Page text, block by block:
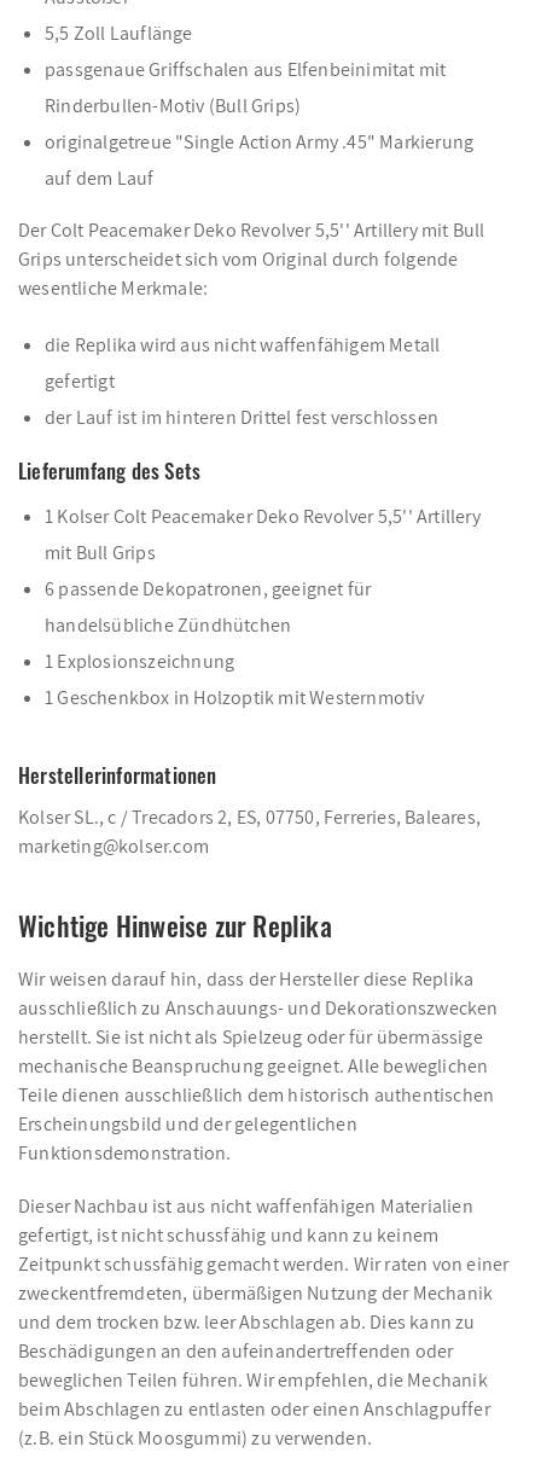
5,5 Zoll Lauflänge
passgenaue Griffschalen aus Elfenbeinimitat mit
Rinderbullen-Motiv (Bull Grips)
originalgetreue "Single Action Army .45" Markierung
auf dem Lauf
Der Colt Peacemaker Deko Revolver 5,5'' Artillery mit Bull
Grips unterscheidet sich vom Original durch folgende
wesentliche Merkmale:
die Replika wird aus nicht waffenfähigem Metall
gefertigt
der Lauf ist im hinteren Drittel fest verschlossen
Lieferumfang des Sets
1 Kolser Colt Peacemaker Deko Revolver 5,5'' Artillery
mit Bull Grips
6 passende Dekopatronen, geeignet für
handelsübliche Zündhütchen
1 Explosionszeichnung
1 Geschenkbox in Holzoptik mit Westernmotiv
Herstellerinformationen
Kolser SL., c / Trecadors 2, ES, 07750, Ferreries, Baleares,
marketing@kolser.com
Wichtige Hinweise zur Replika
Wir weisen darauf hin, dass der Hersteller diese Replika
ausschließlich zu Anschauungs- und Dekorationszwecken
herstellt. Sie ist nicht als Spielzeug oder für übermässige
mechanische Beanspruchung geeignet. Alle beweglichen
Teile dienen ausschließlich dem historisch authentischen
Erscheinungsbild und der gelegentlichen
Funktionsdemonstration.
Dieser Nachbau ist aus nicht waffenfähigen Materialien
gefertigt, ist nicht schussfähig und kann zu keinem
Zeitpunkt schussfähig gemacht werden. Wir raten von einer
zweckentfremdeten, übermäßigen Nutzung der Mechanik
und dem trocken bzw. leer Abschlagen ab. Dies kann zu
Beschädigungen an den aufeinandertreffenden oder
beweglichen Teilen führen. Wir empfehlen, die Mechanik
beim Abschlagen zu entlasten oder einen Anschlagpuffer
(z.B. ein Stück Moosgummi) zu verwenden.